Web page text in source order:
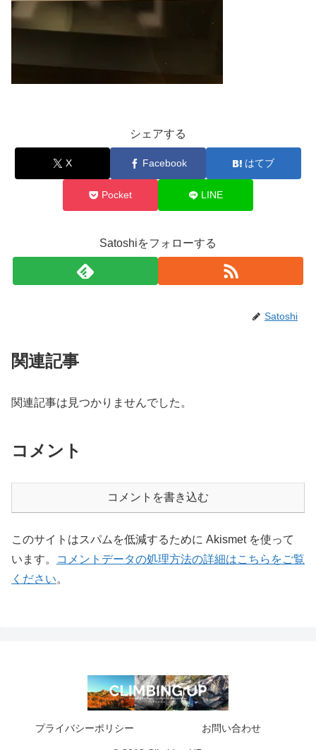
シェアする
X Facebook はてブ
Pocket LINE
Satoshiをフォローする
Satoshi
関連記事
関連記事は見つかりませんでした。
コメント
コメントを書き込む
このサイトはスパムを低減するために Akismet を使って
います。
コメントデータの処理方法の詳細はこちらをご覧
ください。
プライバシーポリシー お問い合わせ